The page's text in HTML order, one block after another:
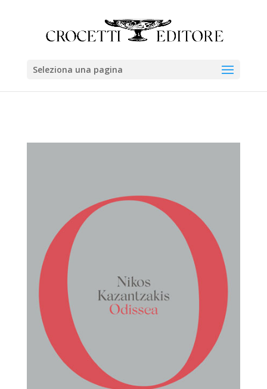
Seleziona una pagina